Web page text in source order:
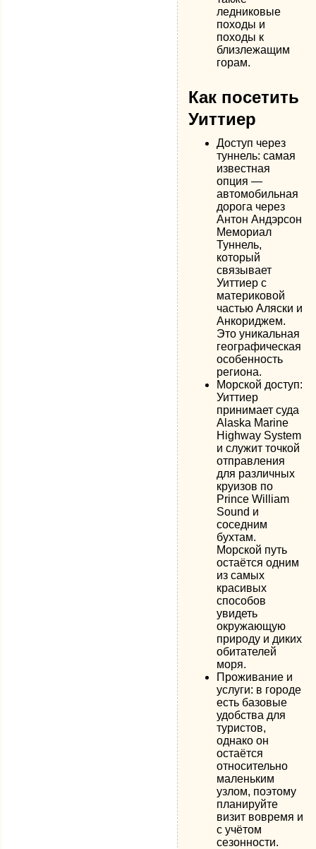
ледниковые
походы и
походы к
близлежащим
горам.
Как посетить
Уиттиер
Доступ через
туннель: самая
известная
опция —
автомобильная
дорога через
Антон Андэрсон
Мемориал
Туннель,
который
связывает
Уиттиер с
материковой
частью Аляски и
Анкориджем.
Это уникальная
географическая
особенность
региона.
Морской доступ:
Уиттиер
принимает суда
Alaska Marine
Highway System
и служит точкой
отправления
для различных
круизов по
Prince William
Sound и
соседним
бухтам.
Морской путь
остаётся одним
из самых
красивых
способов
увидеть
окружающую
природу и диких
обитателей
моря.
Проживание и
услуги: в городе
есть базовые
удобства для
туристов,
однако он
остаётся
относительно
маленьким
узлом, поэтому
планируйте
визит вовремя и
с учётом
сезонности.